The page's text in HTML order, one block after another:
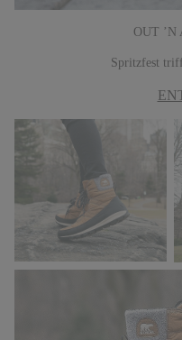
OUT
Spritzfest